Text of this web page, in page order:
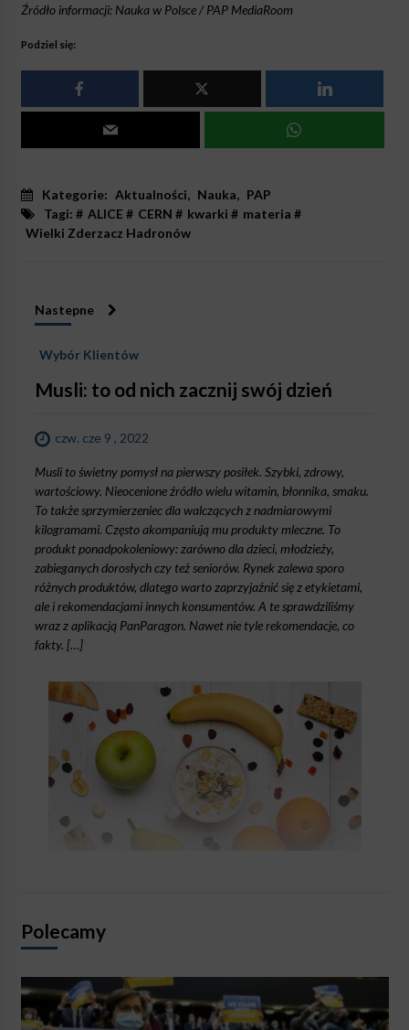
Źródło informacji: Nauka w Polsce / PAP MediaRoom
Podziel się:
Kategorie: Aktualności, Nauka, PAP
Tagi: # ALICE # CERN # kwarki # materia #
Wielki Zderzacz Hadronów
Nastepne
Wybór Klientów
Musli: to od nich zacznij swój dzień
czw. cze 9 , 2022
Musli to świetny pomysł na pierwszy posiłek. Szybki, zdrowy,
wartościowy. Nieocenione źródło wielu witamin, błonnika, smaku.
To także sprzymierzeniec dla walczących z nadmiarowymi
kilogramami. Często akompaniują mu produkty mleczne. To
produkt ponadpokoleniowy: zarówno dla dzieci, młodzieży,
zabieganych dorosłych czy też seniorów. Rynek zalewa sporo
różnych produktów, dlatego warto zaprzyjaźnić się z etykietami,
ale i rekomendacjami innych konsumentów. A te sprawdziliśmy
wraz z aplikacją PanParagon. Nawet nie tyle rekomendacje, co
fakty. […]
Polecamy